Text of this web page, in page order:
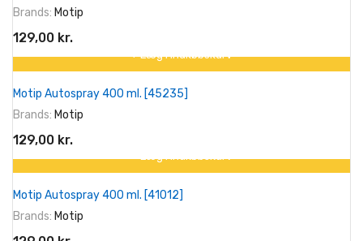
Brands: Motip
129,00 kr.
På tilbud!
+ Læg I Indkøbskurv
Motip Autospray 400 ml. [45235]
Brands: Motip
129,00 kr.
+ Læg I Indkøbskurv
Motip Autospray 400 ml. [41012]
Brands: Motip